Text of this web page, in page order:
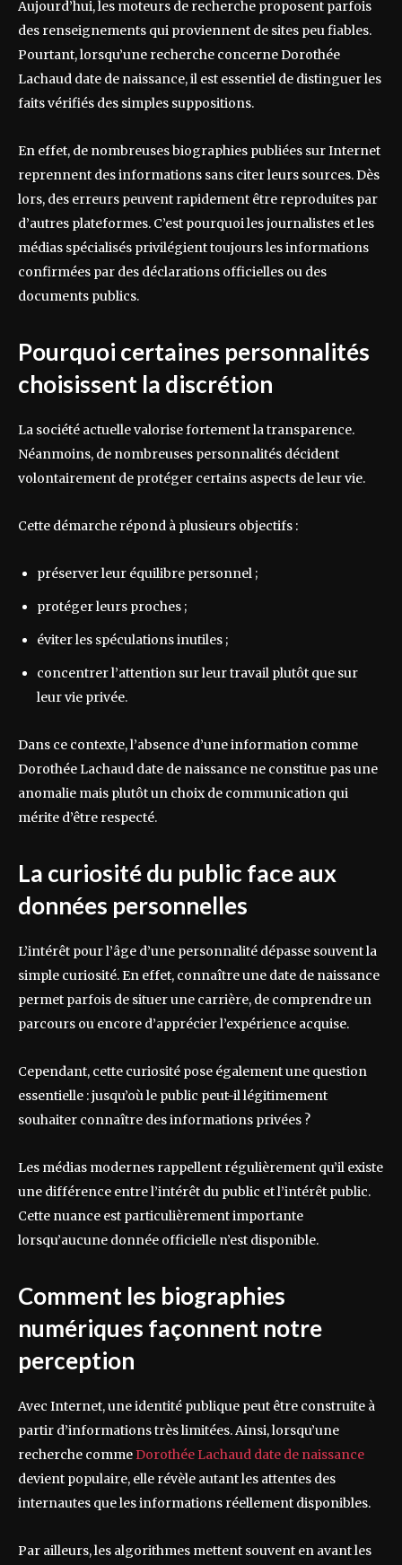
Aujourd’hui, les moteurs de recherche proposent parfois
des renseignements qui proviennent de sites peu fiables.
Pourtant, lorsqu’une recherche concerne Dorothée
Lachaud date de naissance, il est essentiel de distinguer les
faits vérifiés des simples suppositions.
En effet, de nombreuses biographies publiées sur Internet
reprennent des informations sans citer leurs sources. Dès
lors, des erreurs peuvent rapidement être reproduites par
d’autres plateformes. C’est pourquoi les journalistes et les
médias spécialisés privilégient toujours les informations
confirmées par des déclarations officielles ou des
documents publics.
Pourquoi certaines personnalités
choisissent la discrétion
La société actuelle valorise fortement la transparence.
Néanmoins, de nombreuses personnalités décident
volontairement de protéger certains aspects de leur vie.
Cette démarche répond à plusieurs objectifs :
préserver leur équilibre personnel ;
protéger leurs proches ;
éviter les spéculations inutiles ;
concentrer l’attention sur leur travail plutôt que sur
leur vie privée.
Dans ce contexte, l’absence d’une information comme
Dorothée Lachaud date de naissance ne constitue pas une
anomalie mais plutôt un choix de communication qui
mérite d’être respecté.
La curiosité du public face aux
données personnelles
L’intérêt pour l’âge d’une personnalité dépasse souvent la
simple curiosité. En effet, connaître une date de naissance
permet parfois de situer une carrière, de comprendre un
parcours ou encore d’apprécier l’expérience acquise.
Cependant, cette curiosité pose également une question
essentielle : jusqu’où le public peut-il légitimement
souhaiter connaître des informations privées ?
Les médias modernes rappellent régulièrement qu’il existe
une différence entre l’intérêt du public et l’intérêt public.
Cette nuance est particulièrement importante
lorsqu’aucune donnée officielle n’est disponible.
Comment les biographies
numériques façonnent notre
perception
Avec Internet, une identité publique peut être construite à
partir d’informations très limitées. Ainsi, lorsqu’une
recherche commeDorothée Lachaud date de naissance
devient populaire, elle révèle autant les attentes des
internautes que les informations réellement disponibles.
Par ailleurs, les algorithmes mettent souvent en avant les